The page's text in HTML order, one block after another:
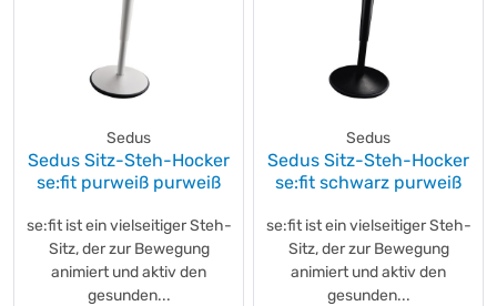
Sedus
Sedus Sitz-Steh-Hocker
se:fit purweiß purweiß
se:fit ist ein vielseitiger Steh-
Sitz, der zur Bewegung
animiert und aktiv den
gesunden...
Sedus
Sedus Sitz-Steh-Hocker
se:fit schwarz purweiß
se:fit ist ein vielseitiger Steh-
Sitz, der zur Bewegung
animiert und aktiv den
gesunden...